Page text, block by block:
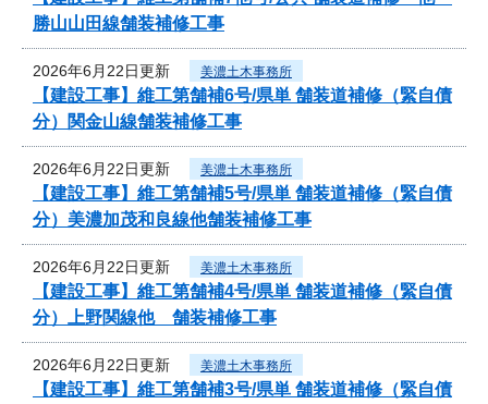
勝山山田線舗装補修工事
2026年6月22日更新 美濃土木事務所
【建設工事】維工第舗補6号/県単 舗装道補修（緊自債
分）関金山線舗装補修工事
2026年6月22日更新 美濃土木事務所
【建設工事】維工第舗補5号/県単 舗装道補修（緊自債
分）美濃加茂和良線他舗装補修工事
2026年6月22日更新 美濃土木事務所
【建設工事】維工第舗補4号/県単 舗装道補修（緊自債
分）上野関線他 舗装補修工事
2026年6月22日更新 美濃土木事務所
【建設工事】維工第舗補3号/県単 舗装道補修（緊自債